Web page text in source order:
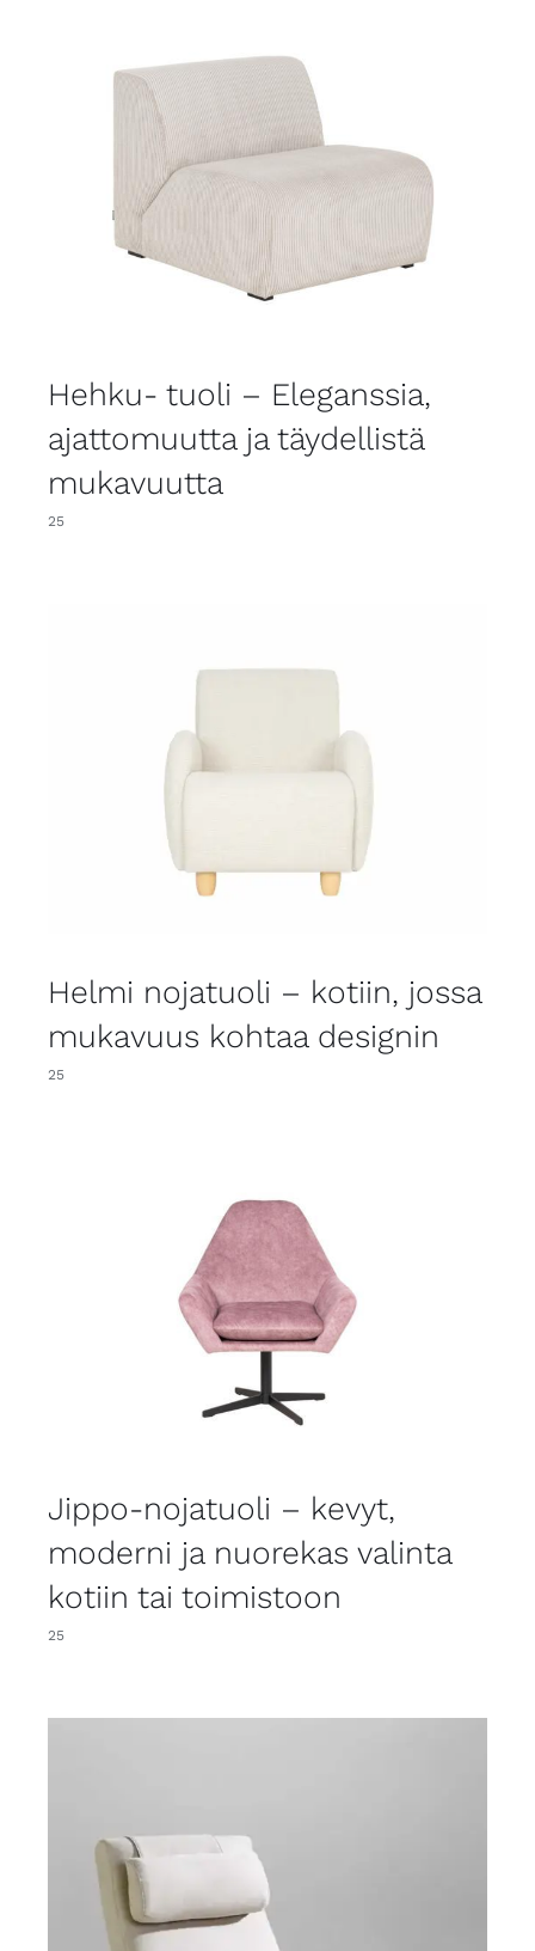
Hehku- tuoli – Eleganssia,
ajattomuutta ja täydellistä
mukavuutta
25
Helmi nojatuoli – kotiin, jossa
mukavuus kohtaa designin
25
Jippo-nojatuoli – kevyt,
moderni ja nuorekas valinta
kotiin tai toimistoon
25